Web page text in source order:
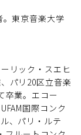
東京音楽大学
リック・スエヒ
パリ20区立音楽
卒業。エコー
国際コンク
、パリ・ルテ